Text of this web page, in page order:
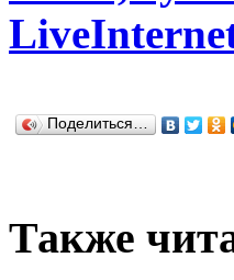
Поделиться…
Также